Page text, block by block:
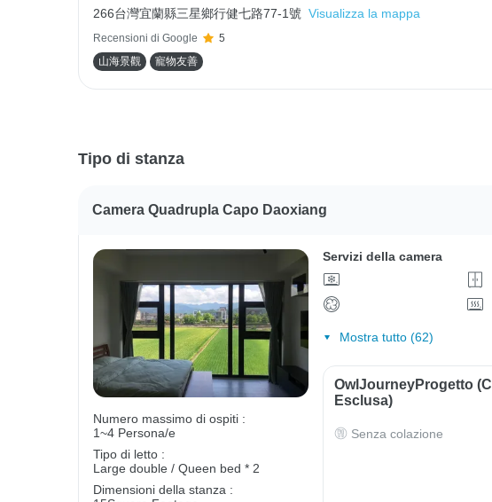
266台灣宜蘭縣三星鄉行健七路77-1號 Visualizza la mappa
Recensioni di Google
5
山海景觀
寵物友善
Tipo di stanza
Camera Quadrupla Capo Daoxiang
Numero massimo di ospiti :
1~4 Persona/e
Tipo di letto :
Large double / Queen bed * 2
Dimensioni della stanza :
Servizi della camera
Mostra tutto (62)
OwlJourneyProgetto
Esclusa)
Senza colazione